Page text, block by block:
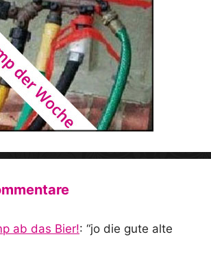
ab das Bier!: “jo die gute alte